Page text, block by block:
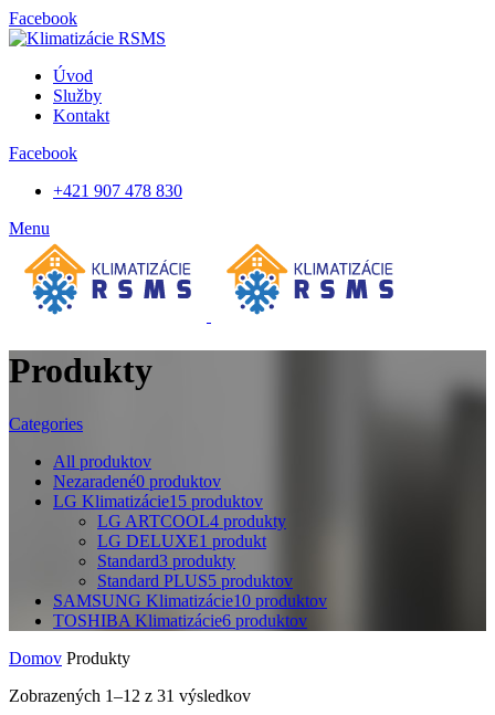
Facebook
Úvod
Služby
Kontakt
Facebook
+421 907 478 830
Menu
Produkty
Categories
All produktov
Nezaradené0 produktov
LG Klimatizácie15 produktov
LG ARTCOOL4 produkty
LG DELUXE1 produkt
Standard3 produkty
Standard PLUS5 produktov
SAMSUNG Klimatizácie10 produktov
TOSHIBA Klimatizácie6 produktov
Domov Produkty
Zobrazených 1–12 z 31 výsledkov